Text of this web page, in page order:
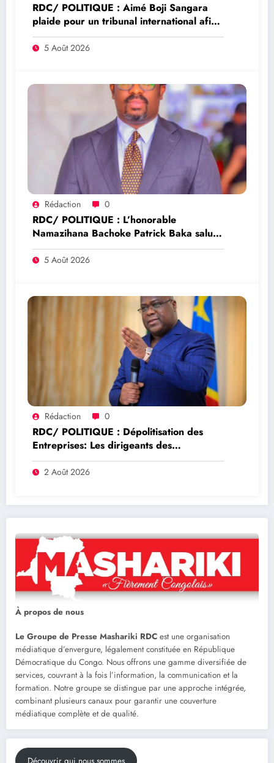
RDC/ POLITIQUE : Aimé Boji Sangara
plaide pour un tribunal international afin
de rendre justice aux victimes des conflits
en RDC
5 Août 2026
Rédaction 0
RDC/ POLITIQUE : L’honorable
Namazihana Bachoke Patrick Baka salue
la suspension de l’arrêté interministériel
sur l’économie numérique
5 Août 2026
Rédaction 0
RDC/ POLITIQUE : Dépolitisation des
Entreprises: Les dirigeants des
entreprises publiques bientôt recrutés par
concours
2 Août 2026
À propos de nous
Le Groupe de Presse Mashariki RDC est une organisation
médiatique d’envergure, légalement constituée en République
Démocratique du Congo. Nous offrons une gamme diversifiée de
services, couvrant à la fois l’information, la communication et la
formation. Notre groupe se distingue par une approche intégrée,
combinant plusieurs canaux pour garantir une couverture
médiatique complète et de qualité.